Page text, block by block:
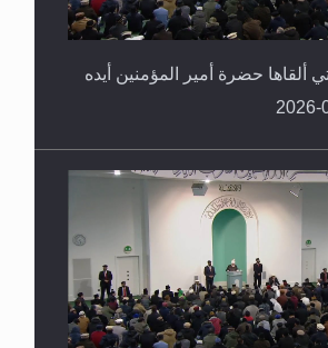
ألقاها حضرة أمير المؤمنين أيده